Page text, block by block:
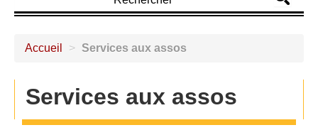
Accueil > Services aux assos
Services aux assos